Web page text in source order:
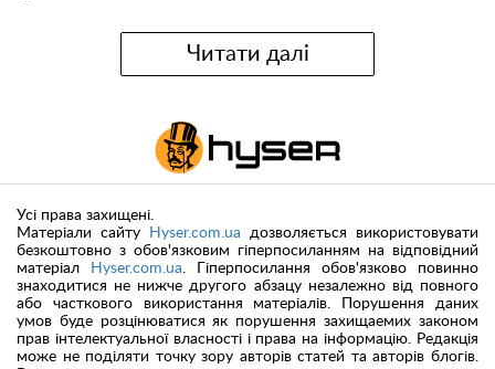
Читати далі
Усі права захищені.
Матеріали сайту
Hyser.com.ua дозволяється використовувати
безкоштовно з обов'язковим гіперпосиланням на відповідний
матеріал
Hyser.com.ua. Гіперпосилання обов'язково повинно
знаходитися не нижче другого абзацу незалежно від повного
або часткового використання матеріалів. Порушення даних
умов буде розцінюватися як порушення захищаемих законом
прав інтелектуальної власності і права на інформацію. Редакція
може не поділяти точку зору авторів статей та авторів блогів.